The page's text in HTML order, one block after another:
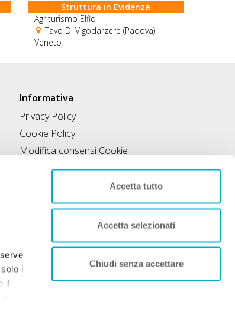
i
il
Accetta tutto
Accetta selezionati
Chiudi senza accettare
Struttura in Evidenza
Agriturismo Elfio
Tavo Di Vigodarzere (Padova)
Veneto
Informativa
Privacy Policy
Cookie Policy
Modifica consensi Cookie
Condizioni di utilizzo
Contratto di inclusione